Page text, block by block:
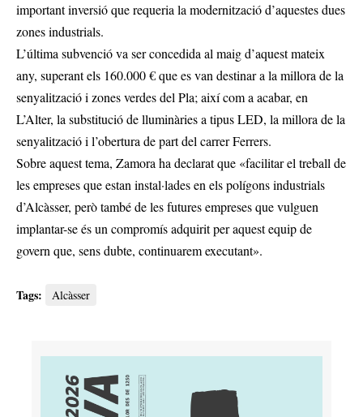
important inversió que requeria la modernització d’aquestes dues
zones industrials.
L’última subvenció va ser concedida al maig d’aquest mateix
any, superant els 160.000 € que es van destinar a la millora de la
senyalització i zones verdes del Pla; així com a acabar, en
L’Alter, la substitució de lluminàries a tipus LED, la millora de la
senyalització i l’obertura de part del carrer Ferrers.
Sobre aquest tema, Zamora ha declarat que «facilitar el treball de
les empreses que estan instal·lades en els polígons industrials
d’Alcàsser, però també de les futures empreses que vulguen
implantar-se és un compromís adquirit per aquest equip de
govern que, sens dubte, continuarem executant».
Tags: Alcàsser